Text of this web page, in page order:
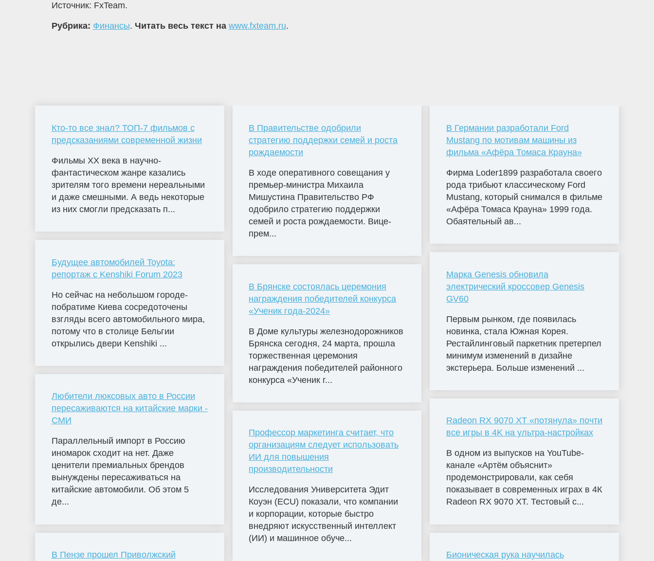
Источник: FxTeam.
Рубрика: Финансы. Читать весь текст на www.fxteam.ru.
Кто-то все знал? ТОП-7 фильмов с
предсказаниями современной жизни
Фильмы ХХ века в научно-
фантастическом жанре казались
зрителям того времени нереальными
и даже смешными. А ведь некоторые
из них смогли предсказать п...
Будущее автомобилей Toyota:
репортаж с Kenshiki Forum 2023
Но сейчас на небольшом городе-
побратиме Киева сосредоточены
взгляды всего автомобильного мира,
потому что в столице Бельгии
открылись двери Kenshiki ...
Любители люксовых авто в России
пересаживаются на китайские марки -
СМИ
Параллельный импорт в Россию
иномарок сходит на нет. Даже
ценители премиальных брендов
вынуждены пересаживаться на
китайские автомобили. Об этом 5
де...
В Пензе прошел Приволжский
В Правительстве одобрили
стратегию поддержки семей и роста
рождаемости
В ходе оперативного совещания у
премьер-министра Михаила
Мишустина Правительство РФ
одобрило стратегию поддержки
семей и роста рождаемости. Вице-
прем...
В Брянске состоялась церемония
награждения победителей конкурса
«Ученик года-2024»
В Доме культуры железнодорожников
Брянска сегодня, 24 марта, прошла
торжественная церемония
награждения победителей районного
конкурса «Ученик г...
Профессор маркетинга считает, что
организациям следует использовать
ИИ для повышения
производительности
Исследования Университета Эдит
Коуэн (ECU) показали, что компании
и корпорации, которые быстро
внедряют искусственный интеллект
(ИИ) и машинное обуче...
В Германии разработали Ford
Mustang по мотивам машины из
фильма «Афёра Томаса Крауна»
Фирма Loder1899 разработала своего
рода трибьют классическому Ford
Mustang, который снимался в фильме
«Афёра Томаса Крауна» 1999 года.
Обаятельный ав...
Марка Genesis обновила
электрический кроссовер Genesis
GV60
Первым рынком, где появилась
новинка, стала Южная Корея.
Рестайлинговый паркетник претерпел
минимум изменений в дизайне
экстерьера. Больше изменений ...
Radeon RX 9070 XT «потянула» почти
все игры в 4K на ультра-настройках
В одном из выпусков на YouTube-
канале «Артём объяснит»
продемонстрировали, как себя
показывает в современных играх в 4К
Radeon RX 9070 XT. Тестовый с...
Бионическая рука научилась